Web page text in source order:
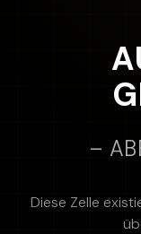
–
Diese Zelle